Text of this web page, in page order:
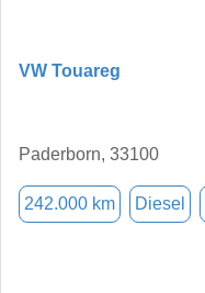
VW Touareg
Paderborn, 33100
242.000 km Diesel